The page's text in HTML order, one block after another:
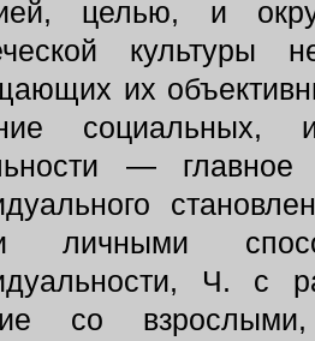
целью, и
их
социальных,
—
личными
Ч. с
со